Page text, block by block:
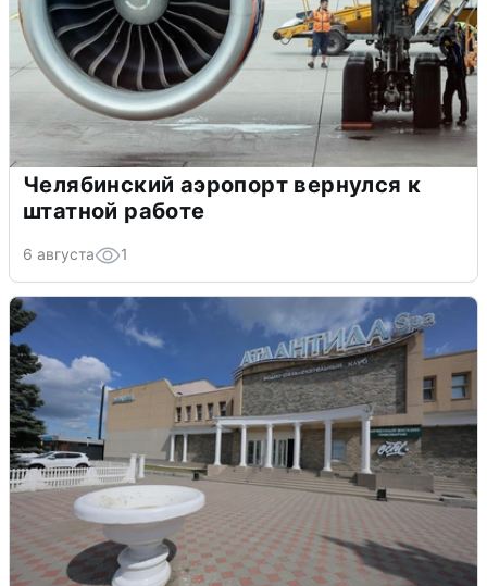
Челябинский аэропорт вернулся к
штатной работе
6 августа 1